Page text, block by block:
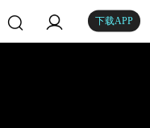
下载APP